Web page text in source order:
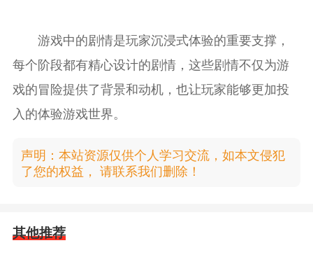
游戏中的剧情是玩家沉浸式体验的重要支撑，
每个阶段都有精心设计的剧情，这些剧情不仅为游
戏的冒险提供了背景和动机，也让玩家能够更加投
入的体验游戏世界。
声明：本站资源仅供个人学习交流，如本文侵犯
了您的权益， 请联系我们删除！
其他推荐